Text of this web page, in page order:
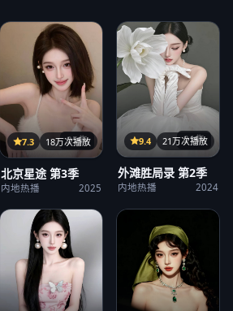
25集
7.3 18万次播放
北京星途 第3季
内地热播 2025
21集
9.4 21万次播放
外滩胜局录 第2季
内地热播 2024